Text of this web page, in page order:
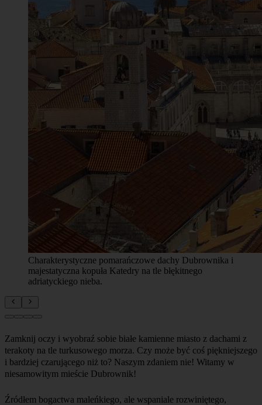
Charakterystyczne pomarańczowe dachy Dubrownika i
majestatyczna kopuła Katedry na tle błękitnego
adriatyckiego nieba.
Zamknij oczy i wyobraź sobie białe kamienne miasto z dachami z
terakoty na tle turkusowego morza. Czy może być coś piękniejszego
i bardziej czarującego niż to? Naszym zdaniem nie! Witamy w
niesamowitym mieście Dubrownik!
Źródłem bogactwa maleńkiego, ale wspaniale rozwiniętego,